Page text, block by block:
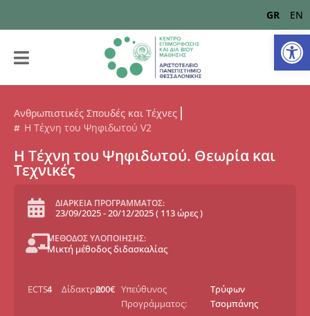
GR EN
Ανθρωπιστικές Σπουδές και Τέχνες
Η Τέχνη του Ψηφιδωτού V2
Η Τέχνη του Ψηφιδωτού. Θεωρία και
Τεχνικές
ΔΙΑΡΚΕΙΑ ΠΡΟΓΡΑΜΜΑΤΟΣ:
23/09/2025-20/12/2025( 113 ώρες)
ΜΕΘΟΔΟΣ ΥΛΟΠΟΙΗΣΗΣ:
Μικτή μέθοδος διδασκαλίας
ECTS:4 Δίδακτρα:200€ Υπεύθυνος
Προγράμματος:
Τρύφων
Τσομπάνης